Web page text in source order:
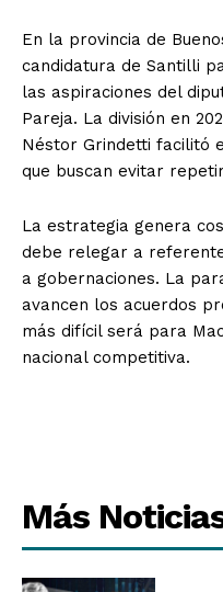
En la provincia de
candidatura de Santilli
las aspiraciones del
Pareja. La división en
Néstor Grindetti facilitó
que buscan evitar
La estrategia genera
debe relegar a
a gobernaciones. La
avancen los acuerdos
más difícil será para
nacional competitiva.
Más